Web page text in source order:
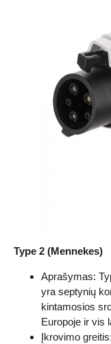
Type 2 (Mennekes)
Aprašymas:
yra septynių
kintamosios
Europoje ir vis
Įkrovimo